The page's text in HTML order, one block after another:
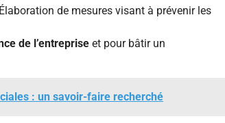
de mesures visant à prévenir les
de l’entreprise et pour bâtir un
: un savoir-faire recherché